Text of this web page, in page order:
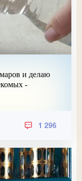
и делаю
-
1 296